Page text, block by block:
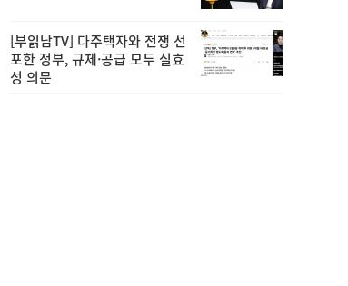
[부읽남TV] 다주택자와 전쟁 선
포한 정부, 규제·공급 모두 실효
성 의문